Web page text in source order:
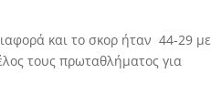
και το σκορ ήταν 44-29 με
τους πρωταθλήματος για